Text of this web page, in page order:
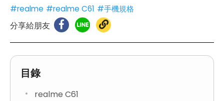
#realme #realme C61 #手機規格
分享給朋友
目錄
realme C61